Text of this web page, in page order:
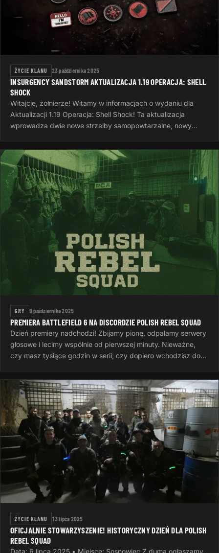
ŻYCIE KLANU 23 października 2025
INSURGENCY SANDSTORM AKTUALIZACJA 1.19 OPERACJA: SHELL
SHOCK
Witajcie, żołnierze! Witamy w informacjach o wydaniu dla
Aktualizacji 1.19 Operacja: Shell Shock! Ta aktualizacja
wprowadza dwie nowe strzelby samopowtarzalne, nowy
GRY 9 października 2025
PREMIERA BATTLEFIELD 6 NA DISCORDZIE POLISH REBEL SQUAD
Dzień premiery nadchodzi! Zbijamy pionę, odpalamy serwery
głosowe i lecimy wspólnie od pierwszej minuty. Nieważne,
czy masz tysiące godzin w serii, czy dopiero wchodzisz do
ŻYCIE KLANU 13 lipca 2025
OFICJALNIE STOWARZYSZENIE! HISTORYCZNY DZIEŃ DLA POLISH
REBEL SQUAD
Data: 6 lipca 2025 • Miejsce: Sosnowiec Z dumą ogłaszamy,